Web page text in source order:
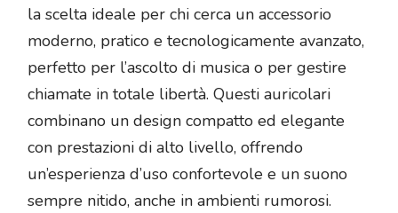
la scelta ideale per chi cerca un accessorio
moderno, pratico e tecnologicamente avanzato,
perfetto per l’ascolto di musica o per gestire
chiamate in totale libertà. Questi auricolari
combinano un design compatto ed elegante
con prestazioni di alto livello, offrendo
un’esperienza d’uso confortevole e un suono
sempre nitido, anche in ambienti rumorosi.